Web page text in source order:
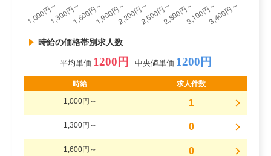
時給の価格帯別求人数
平均単価 1200円 中央値単価 1200円
時給 求人件数
1,000円～ 1
1,300円～ 0
1,600円～ 0